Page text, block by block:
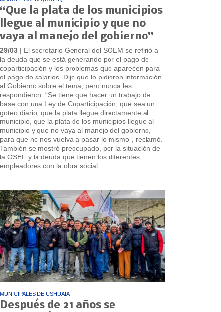
“Que la plata de los municipios
llegue al municipio y que no
vaya al manejo del gobierno”
29/03 | El secretario General del SOEM se refirió a
la deuda que se está generando por el pago de
coparticipación y los problemas que aparecen para
el pago de salarios. Dijo que le pidieron información
al Gobierno sobre el tema, pero nunca les
respondieron. “Se tiene que hacer un trabajo de
base con una Ley de Coparticipación, que sea un
goteo diario, que la plata llegue directamente al
municipio, que la plata de los municipios llegue al
municipio y que no vaya al manejo del gobierno,
para que no nos vuelva a pasar lo mismo”, reclamó.
También se mostró preocupado, por la situación de
la OSEF y la deuda que tienen los diferentes
empleadores con la obra social.
MUNICIPALES DE USHUAIA
Después de 21 años se